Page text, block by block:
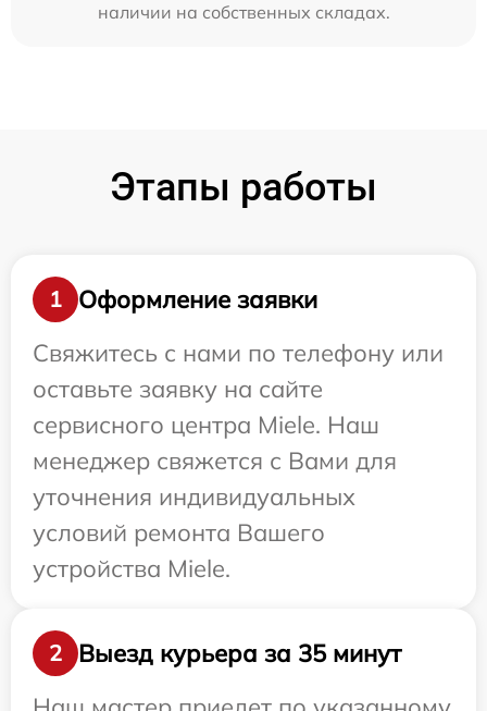
наличии на собственных складах.
Этапы работы
1
Оформление заявки
Свяжитесь с нами по телефону или
оставьте заявку на сайте
сервисного центра Miele. Наш
менеджер свяжется с Вами для
уточнения индивидуальных
условий ремонта Вашего
устройства Miele.
2
Выезд курьера за 35 минут